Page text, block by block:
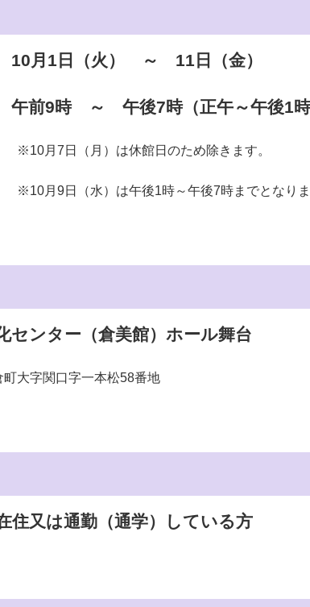
10月1日（火） ～ 11日（金）
～ 午後7時（正午～午後1時
（月）は休館日のため除きます。
水）は午後1時～午後7時までとなりま
センター（倉美館）ホール舞台
町大字関口字一本松58番地
住又は通勤（通学）している方